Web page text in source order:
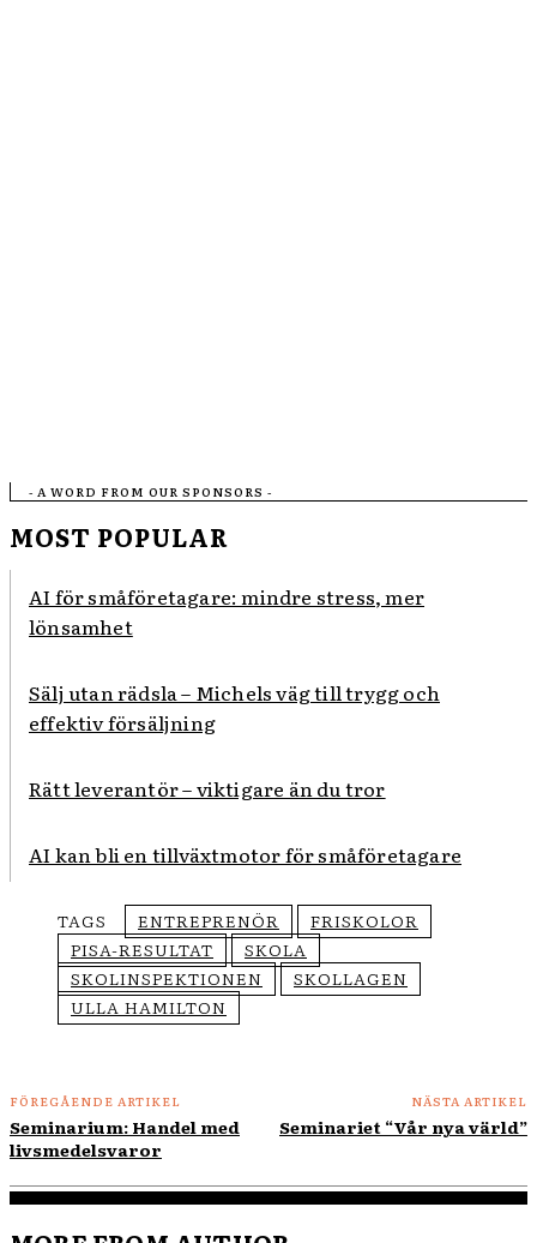
- A WORD FROM OUR SPONSORS -
MOST POPULAR
AI för småföretagare: mindre stress, mer
lönsamhet
Sälj utan rädsla – Michels väg till trygg och
effektiv försäljning
Rätt leverantör – viktigare än du tror
AI kan bli en tillväxtmotor för småföretagare
TAGS ENTREPRENÖR
FRISKOLOR
PISA-RESULTAT
SKOLA
SKOLINSPEKTIONEN
SKOLLAGEN
ULLA HAMILTON
FÖREGÅENDE ARTIKEL
Seminarium: Handel med
livsmedelsvaror
NÄSTA ARTIKEL
Seminariet “Vår nya värld”